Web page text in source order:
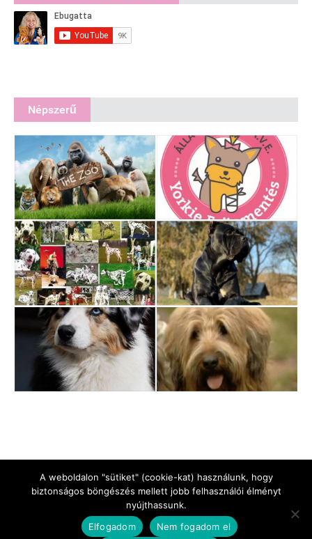
Népszerű
Jogi Nyilatkozat Impresszum
Adatkezelési tájékoztató
A weboldalon "sütiket" (cookie-kat) használunk, hogy
biztonságos böngészés mellett jobb felhasználói élményt
nyújthassunk.
Elfogadom
Nem fogadom el